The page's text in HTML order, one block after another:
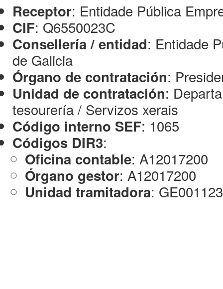
Receptor: Entidade Pública
CIF: Q6550023C
Consellería / entidad: Entidade
de Galicia
Órgano de contratación:
Unidad de contratación:
tesourería / Servizos xerais
Código interno SEF: 1065
Códigos DIR3:
Oficina contable: A12017200
Órgano gestor: A12017200
Unidad tramitadora: